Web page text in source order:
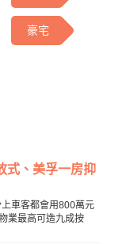
豪宅
式、美孚一房抑
車客都會用800萬元
業最高可造九成按